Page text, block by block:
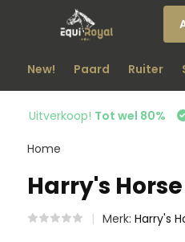
New! Paard Ruiter
Uitverkoop! Tot wel 80%
Home
Harry's
Merk: Harry's